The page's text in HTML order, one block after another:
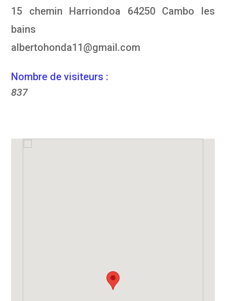
15 chemin Harriondoa 64250 Cambo les
bains
albertohonda11@gmail.com
Nombre de visiteurs :
837